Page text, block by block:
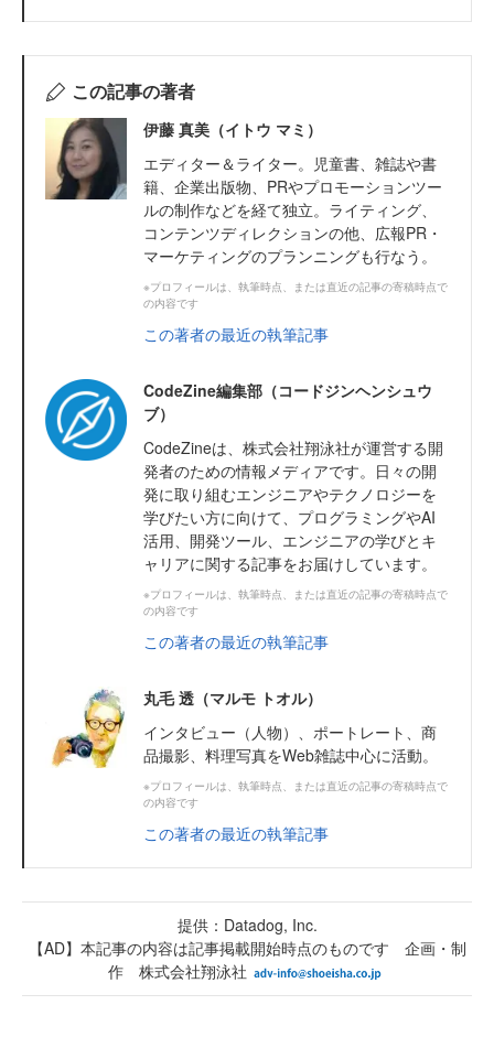
この記事の著者
伊藤 真美（イトウ マミ）
エディター＆ライター。児童書、雑誌や書
籍、企業出版物、PRやプロモーションツー
ルの制作などを経て独立。ライティング、
コンテンツディレクションの他、広報PR・
マーケティングのプランニングも行なう。
※プロフィールは、執筆時点、または直近の記事の寄稿時点で
の内容です
この著者の最近の執筆記事
CodeZine編集部（コードジンヘンシュウ
ブ）
CodeZineは、株式会社翔泳社が運営する開
発者のための情報メディアです。日々の開
発に取り組むエンジニアやテクノロジーを
学びたい方に向けて、プログラミングやAI
活用、開発ツール、エンジニアの学びとキ
ャリアに関する記事をお届けしています。
※プロフィールは、執筆時点、または直近の記事の寄稿時点で
の内容です
この著者の最近の執筆記事
丸毛 透（マルモ トオル）
インタビュー（人物）、ポートレート、商
品撮影、料理写真をWeb雑誌中心に活動。
※プロフィールは、執筆時点、または直近の記事の寄稿時点で
の内容です
この著者の最近の執筆記事
提供：Datadog, Inc.
【AD】本記事の内容は記事掲載開始時点のものです 企画・制
作 株式会社翔泳社